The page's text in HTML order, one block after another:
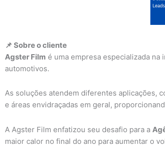
📌 Sobre o cliente
Agster Film é uma empresa especializada
automotivos.
As soluções atendem diferentes aplicações,
e áreas envidraçadas em geral,
A Agster Film enfatizou seu desafio para a
maior calor no final do ano para aumentar o